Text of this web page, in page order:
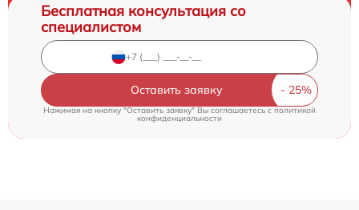
Бесплатная консультация со
специалистом
Оставить заявку
Нажимая на кнопку "Оставить заявку" Вы соглашаетесь cполитикой
конфиденциальности